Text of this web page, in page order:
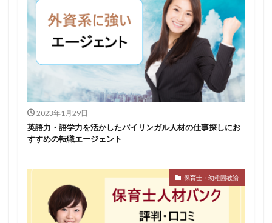
2023年1月29日
英語力・語学力を活かしたバイリンガル人材の仕事探しにお
すすめの転職エージェント
保育士・幼稚園教諭